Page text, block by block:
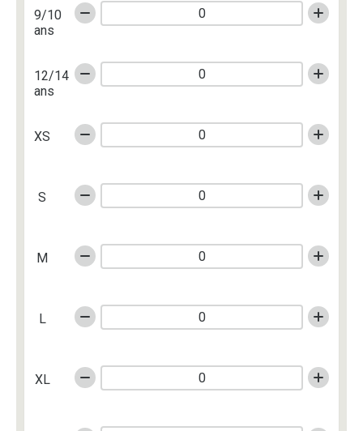
9/10
ans
12/14
ans
XS
S
M
L
XL